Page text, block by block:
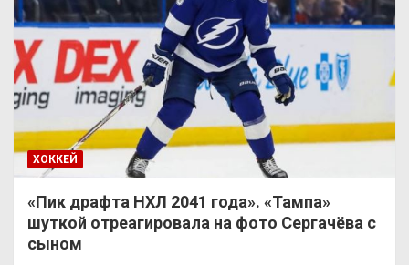
ХОККЕЙ
«Пик драфта НХЛ 2041 года». «Тампа»
шуткой отреагировала на фото Сергачёва с
сыном